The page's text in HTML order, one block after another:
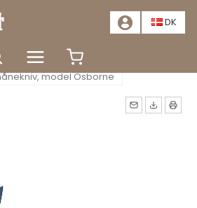
MINDST 20%. KLIK HER📣
DK
Værktøj til læderarbejde
model Osborne
nogle af disse